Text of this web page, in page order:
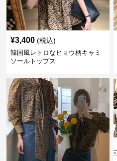
¥3,400 (税込)
韓国風レトロなヒョウ柄キャミ
ソールトップス